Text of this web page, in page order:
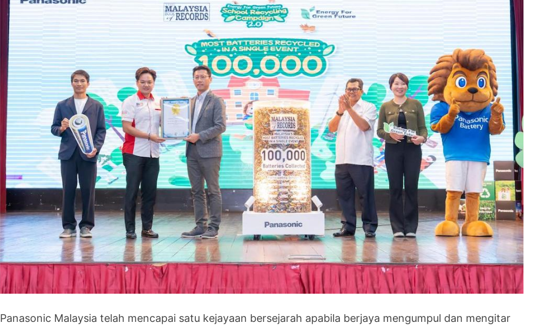
Panasonic Malaysia telah mencapai satu kejayaan bersejarah apabila berjaya mengumpul dan mengitar